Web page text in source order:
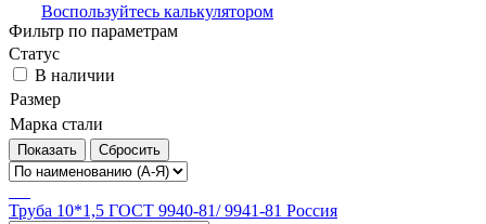
Воспользуйтесь калькулятором
Фильтр по параметрам
Статус
В наличии
Размер
Марка стали
Сбросить
Труба 10*1,5 ГОСТ 9940-81/ 9941-81 Россия